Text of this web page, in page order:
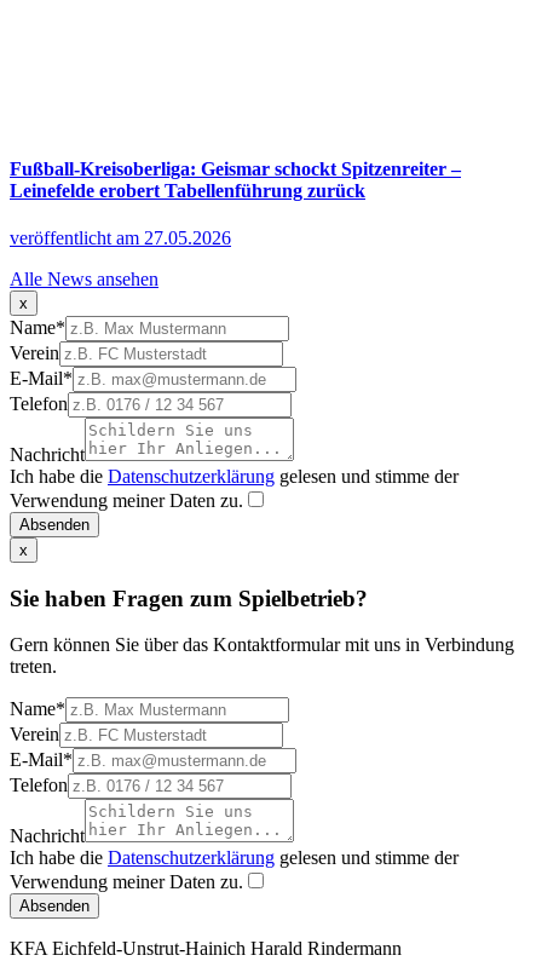
Fußball-Kreisoberliga: Geismar schockt Spitzenreiter –
Leinefelde erobert Tabellenführung zurück
veröffentlicht am 27.05.2026
Alle News ansehen
x
Name*
Verein
E-Mail*
Telefon
Nachricht
Ich habe die Datenschutzerklärung gelesen und stimme der
Verwendung meiner Daten zu.
Absenden
x
Sie haben Fragen zum Spielbetrieb?
Gern können Sie über das Kontaktformular mit uns in Verbindung
treten.
Name*
Verein
E-Mail*
Telefon
Nachricht
Ich habe die Datenschutzerklärung gelesen und stimme der
Verwendung meiner Daten zu.
Absenden
KFA Eichfeld-Unstrut-Hainich Harald Rindermann